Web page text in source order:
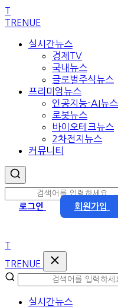
본
문
T
TRENUE
실시간뉴스
경제TV
국내뉴스
글로벌주식뉴스
프리미엄뉴스
인공지능-AI뉴스
로봇뉴스
바이오테크뉴스
2차전지뉴스
커뮤니티
로그인 회원가입
T
TRENUE
실시간뉴스